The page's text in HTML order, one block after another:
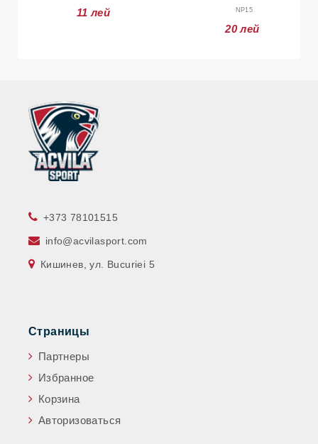
11 лей NP15
20 лей
‎+373 78101515
info@acvilasport.com
Кишинев, ул. Bucuriei 5
Страницы
Партнеры
Избранное
Корзина
Авторизоваться